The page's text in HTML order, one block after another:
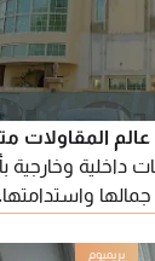
داخلية وخارجية
بورد تشكيل